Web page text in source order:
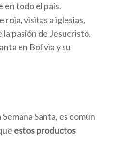
en todo el país.
roja, visitas a iglesias,
pasión de Jesucristo.
en Bolivia y su
Santa, es común
estos productos